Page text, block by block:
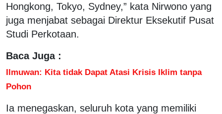
Hongkong, Tokyo, Sydney,” kata Nirwono yang
juga menjabat sebagai Direktur Eksekutif Pusat
Studi Perkotaan.
Baca Juga :
Ilmuwan: Kita tidak Dapat Atasi Krisis Iklim tanpa
Pohon
Ia menegaskan, seluruh kota yang memiliki